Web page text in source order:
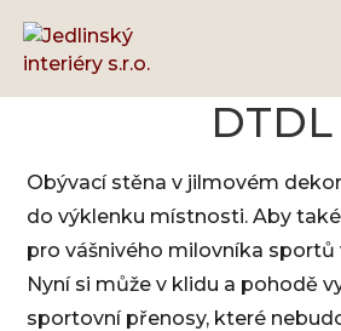
Obývací
DTDL
Obývací stěna v jilmovém
do výklenku místnosti. Aby
pro vášnivého milovníka sportů
Nyní si může v klidu a pohodě
sportovní přenosy, které